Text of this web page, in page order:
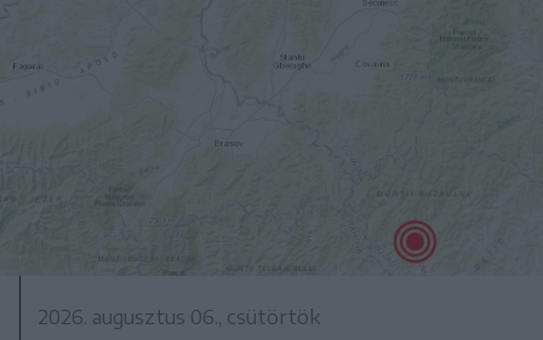
2026. augusztus 06., csütörtök